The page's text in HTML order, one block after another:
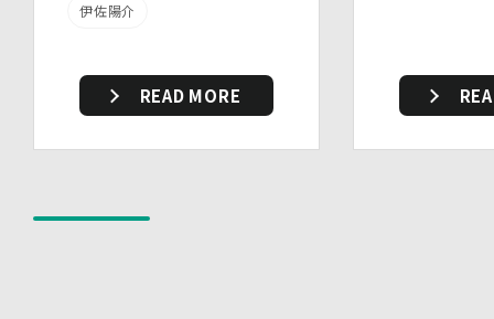
又は紛失等を防止するための措置を講じています。
しないよう措置を実施いたします。
(4)技術的安全管理措置
データベース等の範囲を限定しています。
伊佐陽介
READ MORE